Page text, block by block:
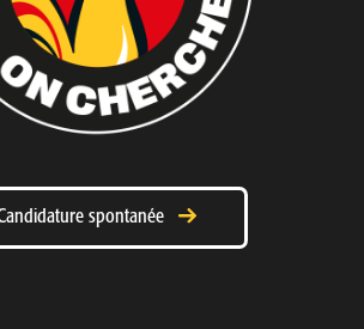
spontanée